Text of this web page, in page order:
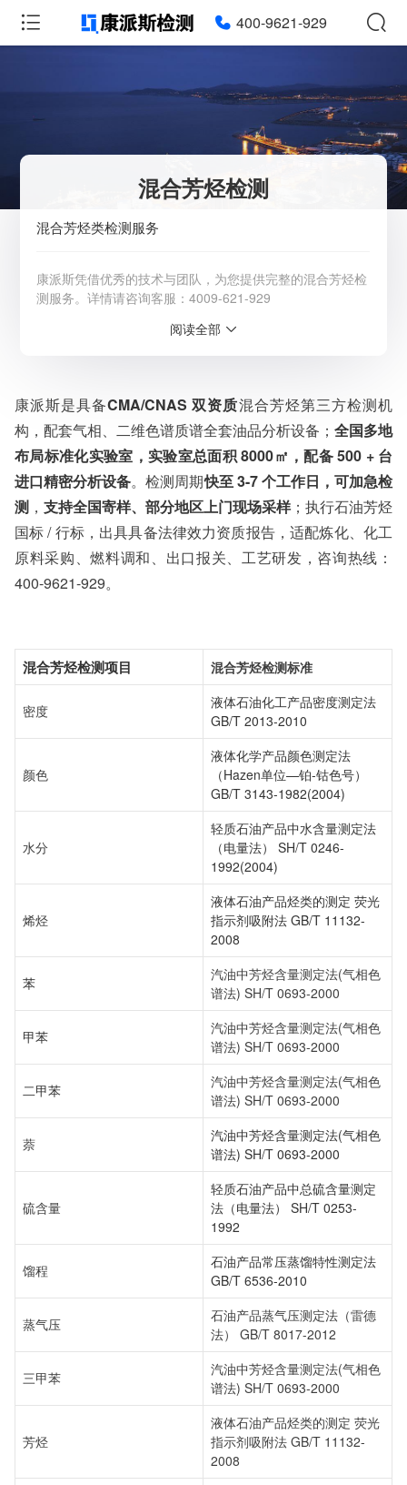
400-9621-929
混合芳烃检测
混合芳烃类检测服务
康派斯凭借优秀的技术与团队，为您提供完整的混合芳烃检
测服务。详情请咨询客服：4009-621-929
服务模式：快递寄样、现场取样、人工送样
服务对象：企事业单位、高等院校、科研院所
服务方向：采购销售、竞标投标、生产研发、科研数据、诊
断优化、司法服务
检测标准：国家标准、行业标准、企业标准、地方标准、国
外标准、非标定制
阅读全部
康派斯是具备CMA/CNAS 双资质混合芳烃第三方检测机
构，配套气相、二维色谱质谱全套油品分析设备； 全国多地
布局标准化实验室，实验室总面积 8000㎡，配备 500 + 台
进口精密分析设备。检测周期快至 3-7 个工作日，可加急检
测 ， 支持全国寄样、部分地区上门现场采样；执行石油芳烃
国标 / 行标，出具具备法律效力资质报告，适配炼化、化工
原料采购、燃料调和、出口报关、工艺研发，咨询热线：
400-9621-929。
混合芳烃检测项目 混合芳烃检测标准
密度
液体石油化工产品密度测定法
GB/T 2013-2010
颜色
液体化学产品颜色测定法
（Hazen单位—铂-钴色号）
GB/T 3143-1982(2004)
水分
轻质石油产品中水含量测定法
（电量法） SH/T 0246-
1992(2004)
烯烃
液体石油产品烃类的测定 荧光
指示剂吸附法 GB/T 11132-
2008
苯
汽油中芳烃含量测定法(气相色
谱法) SH/T 0693-2000
甲苯
汽油中芳烃含量测定法(气相色
谱法) SH/T 0693-2000
二甲苯
汽油中芳烃含量测定法(气相色
谱法) SH/T 0693-2000
萘
汽油中芳烃含量测定法(气相色
谱法) SH/T 0693-2000
硫含量
轻质石油产品中总硫含量测定
法（电量法） SH/T 0253-
1992
馏程
石油产品常压蒸馏特性测定法
GB/T 6536-2010
蒸气压
石油产品蒸气压测定法（雷德
法） GB/T 8017-2012
三甲苯
汽油中芳烃含量测定法(气相色
谱法) SH/T 0693-2000
芳烃
液体石油产品烃类的测定 荧光
指示剂吸附法 GB/T 11132-
2008